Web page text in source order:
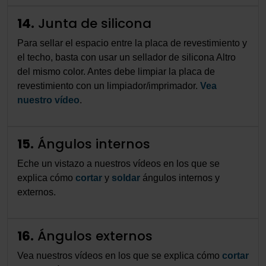
14. Junta de silicona
Para sellar el espacio entre la placa de revestimiento y
el techo, basta con usar un sellador de silicona Altro
del mismo color. Antes debe limpiar la placa de
revestimiento con un limpiador/imprimador. Vea
nuestro vídeo.
15. Ángulos internos
Eche un vistazo a nuestros vídeos en los que se
explica cómo cortar y soldar ángulos internos y
externos.
16. Ángulos externos
Vea nuestros vídeos en los que se explica cómo cortar